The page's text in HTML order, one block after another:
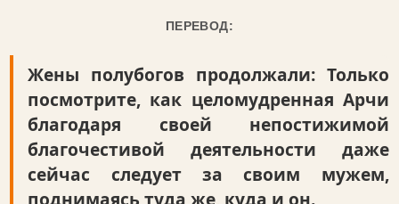
ПЕРЕВОД:
Жены полубогов продолжали: Только
посмотрите, как целомудренная Арчи
благодаря своей непостижимой
благочестивой деятельности даже
сейчас следует за своим мужем,
поднимаясь туда же, куда и он.